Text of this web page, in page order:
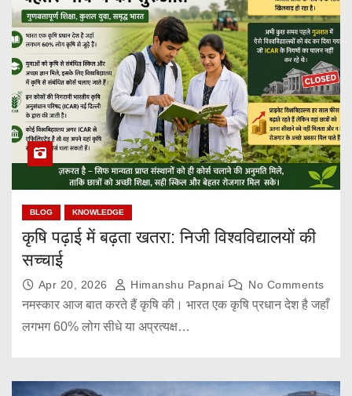
BLOG KNOWLEDGE
कृषि पढ़ाई में बढ़ता खतरा: निजी विश्वविद्यालयों की
सच्चाई
Apr 20, 2026 Himanshu Papnai No Comments
नमस्कार आज बात करते हैं कृषि की। भारत एक कृषि प्रधान देश है जहाँ
लगभग 60% लोग सीधे या अप्रत्यक्ष…